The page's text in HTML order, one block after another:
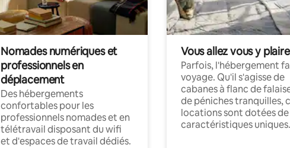
Nomades numériques et
professionnels en
déplacement
Des hébergements
confortables pour les
professionnels nomades et en
télétravail disposant du wifi
et d'espaces de travail dédiés.
Vous allez vous y plaire
Parfois, l'hébergement
voyage. Qu'il s'agisse de
cabanes à flanc de
de péniches tranquilles,
locations sont dotées de
caractéristiques uniques.